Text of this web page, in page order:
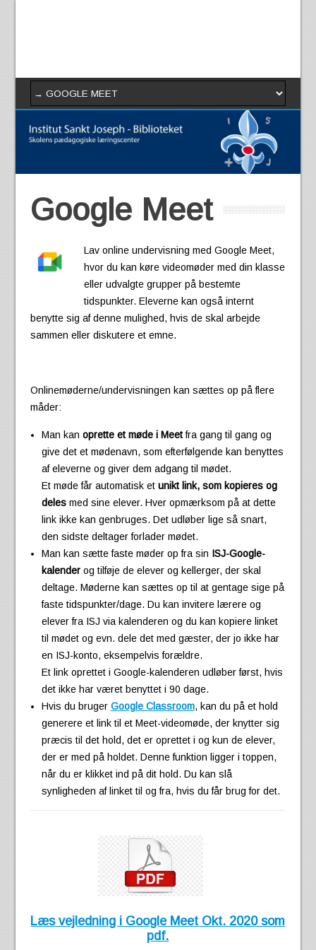
Google Meet
Lav online undervisning med Google Meet,
hvor du kan køre videomøder med din klasse
eller udvalgte grupper på bestemte
tidspunkter. Eleverne kan også internt
benytte sig af denne mulighed, hvis de skal arbejde
sammen eller diskutere et emne.
Onlinemøderne/undervisningen kan sættes op på flere
måder:
Man kan oprette et møde i Meetfra gang til gang og
give det et mødenavn, som efterfølgende kan benyttes
af eleverne og giver dem adgang til mødet.
Et møde får automatisk et unikt link, som kopieres og
delesmed sine elever. Hver opmærksom på at dette
link ikke kan genbruges. Det udløber lige så snart,
den sidste deltager forlader mødet.
Man kan sætte faste møder op fra sin ISJ-Google-
kalenderog tilføje de elever og kellerger, der skal
deltage. Møderne kan sættes op til at gentage sige på
faste tidspunkter/dage. Du kan invitere lærere og
elever fra ISJ via kalenderen og du kan kopiere linket
til mødet og evn. dele det med gæster, der jo ikke har
en ISJ-konto, eksempelvis forældre.
Et link oprettet i Google-kalenderen udløber først, hvis
det ikke har været benyttet i 90 dage.
Hvis du bruger Google Classroom, kan du på et hold
generere et link til et Meet-videomøde, der knytter sig
præcis til det hold, det er oprettet i og kun de elever,
der er med på holdet. Denne funktion ligger i toppen,
når du er klikket ind på dit hold. Du kan slå
synligheden af linket til og fra, hvis du får brug for det.
Læs vejledning i Google Meet Okt. 2020 som
pdf.